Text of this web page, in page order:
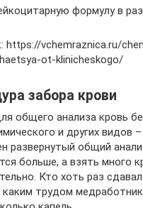
формулу в
https://vchemraznica.ru/
ot-klinicheskogo/
забора крови
общего анализа кровь
и других видов
развернутый общий
больше, а взять много
Кто хоть раз
каким трудом